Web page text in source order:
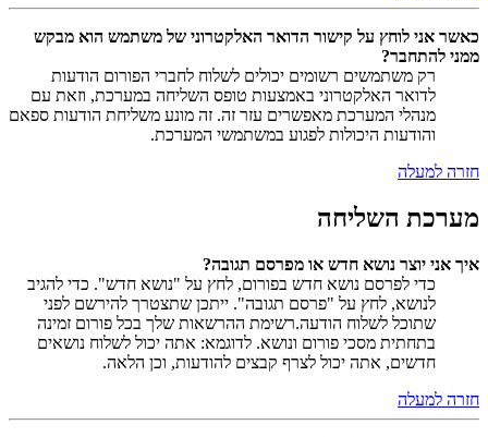
כאשר אני לוחץ על קישור הדואר האלקטרוני של משתמש הוא מבקש
ממני להתחבר?
רק משתמשים רשומים יכולים לשלוח לחברי הפורום הודעות
לדואר האלקטרוני באמצעות טופס השליחה במערכת, וזאת עם
מנהלי המערכת מאפשרים עזר זה. זה מונע משליחת הודעות ספאם
והודעות היכולות לפגוע במשתמשי המערכת.
חזרה למעלה
מערכת השליחה
איך אני יוצר נושא חדש או מפרסם תגובה?
כדי לפרסם נושא חדש בפורום, לחץ על "נושא חדש". כדי להגיב
לנושא, לחץ על "פרסם תגובה". ייתכן שתצטרך להירשם לפני
שתוכל לשלוח הודעה.רשימת ההרשאות שלך בכל פורום זמינה
בתחתית מסכי פורום ונושא. לדוגמא: אתה יכול לשלוח נושאים
חדשים, אתה יכול לצרף קבצים להודעות, וכן הלאה.
חזרה למעלה